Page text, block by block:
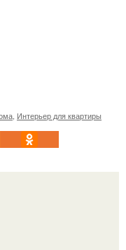
Интерьер для квартиры